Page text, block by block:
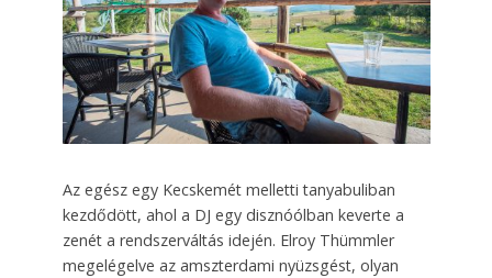
Az egész egy Kecskemét melletti tanyabuliban
kezdődött, ahol a DJ egy disznóólban keverte a
zenét a rendszerváltás idején. Elroy Thümmler
megelégelve az amszterdami nyüzsgést, olyan